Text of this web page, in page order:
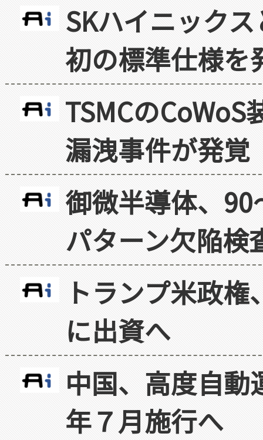
SKハイニック
初の標準仕様を
TSMCの
漏洩事件が発覚
御微半導体、
パターン欠陥検
トランプ米政
に出資へ
中国、高度自
年７月施行へ